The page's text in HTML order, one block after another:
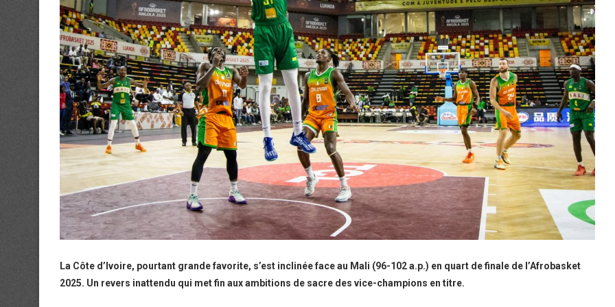
La Côte d’Ivoire, pourtant grande favorite, s’est inclinée face au Mali (96-102 a.p.) en quart de finale de l’Afrobasket
2025. Un revers inattendu qui met fin aux ambitions de sacre des vice-champions en titre.